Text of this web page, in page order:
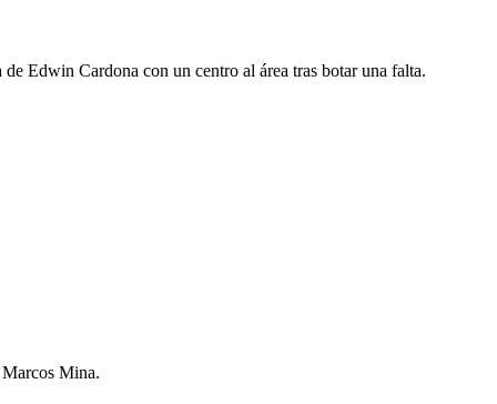
Edwin Cardona con un centro al área tras botar una falta.
Marcos Mina.